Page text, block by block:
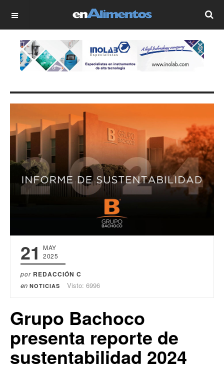
OFF CANVAS
21
MAY
2025
por REDACCIÓN C
en NOTICIAS Visto: 6996
Grupo Bachoco
presenta reporte de
sustentabilidad 2024